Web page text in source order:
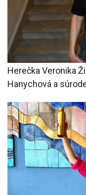
Herečka Veronika
Hanychová a